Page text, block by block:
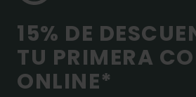
15% DE
TU PRIMERA
ONLINE*